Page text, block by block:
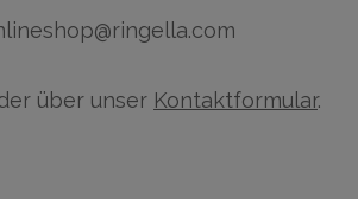
über unser Kontaktformular.